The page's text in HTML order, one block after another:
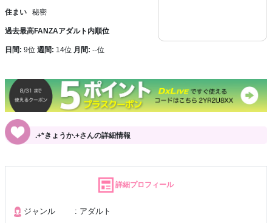
住まい 秘密
過去最高FANZAアダルト内順位
日間: 9位 週間: 14位 月間: --位
.+*きょうか.+さんの詳細情報
詳細プロフィール
ジャンル
: アダルト